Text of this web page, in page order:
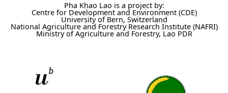
Pha Khao Lao is a project by:
Centre for Development and Environment (CDE)
University of Bern, Switzerland
National Agriculture and Forestry Research Institute (NAFRI)
Ministry of Agriculture and Forestry, Lao PDR